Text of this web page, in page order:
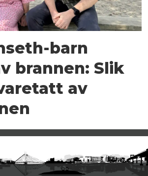
barn
brannen: Slik
av